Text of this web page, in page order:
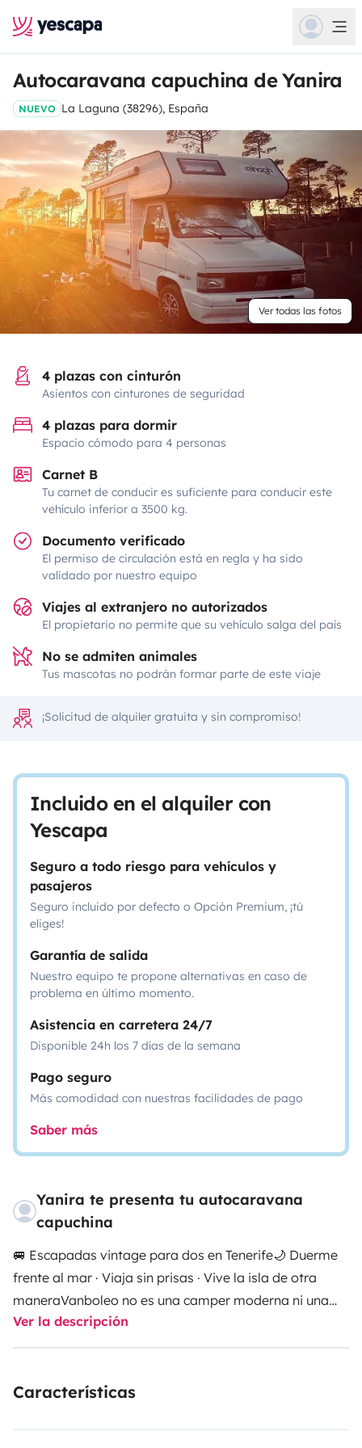
Autocaravana capuchina de Yanira
NUEVO La Laguna (38296), España
Ver todas las fotos
4 plazas con cinturón
Asientos con cinturones de seguridad
4 plazas para dormir
Espacio cómodo para 4 personas
Carnet B
Tu carnet de conducir es suficiente para conducir este
vehículo inferior a 3500 kg.
Documento verificado
El permiso de circulación está en regla y ha sido
validado por nuestro equipo
Viajes al extranjero no autorizados
El propietario no permite que su vehículo salga del país
No se admiten animales
Tus mascotas no podrán formar parte de este viaje
¡Solicitud de alquiler gratuita y sin compromiso!
Incluido en el alquiler con
Yescapa
Seguro a todo riesgo para vehículos y
pasajeros
Seguro incluido por defecto o Opción Premium, ¡tú
eliges!
Garantía de salida
Nuestro equipo te propone alternativas en caso de
problema en último momento.
Asistencia en carretera 24/7
Disponible 24h los 7 días de la semana
Pago seguro
Más comodidad con nuestras facilidades de pago
Saber más
Yanira te presenta tu autocaravana
capuchina
🚐 Escapadas vintage para dos en Tenerife🌙 Duerme
frente al mar · Viaja sin prisas · Vive la isla de otra
maneraVanboleo no es una camper moderna ni una
autocaravana más.
ruedas inspirada en los años 90, creada para quienes
lentamente.Aquí no hace falta correr ni seguir horarios.
Ver la descripción
Características